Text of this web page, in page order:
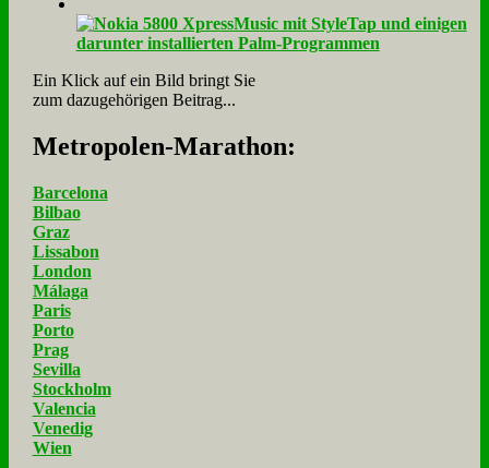
Ein Klick auf ein Bild bringt Sie
zum dazugehörigen Beitrag...
Me­tro­po­len-Ma­ra­thon:
Barcelona
Bilbao
Graz
Lissabon
London
Málaga
Paris
Porto
Prag
Sevilla
Stockholm
Valencia
Venedig
Wien